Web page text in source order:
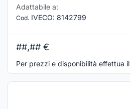
Adattabile a:
Cod. IVECO: 8142799
##,## €
Per prezzi e disponibilità effettua il